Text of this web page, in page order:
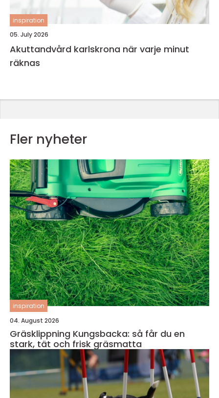
inspiration
05. July 2026
Akuttandvård karlskrona när varje minut
räknas
Fler nyheter
inspiration
04. August 2026
Gräsklippning Kungsbacka: så får du en
stark, tät och frisk gräsmatta